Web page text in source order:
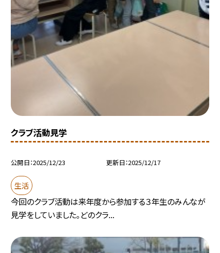
クラブ活動見学
公開日 2025/12/23 更新日 2025/12/17
生活
今回のクラブ活動は来年度から参加する３年生のみんなが
見学をしていました。どのクラ...